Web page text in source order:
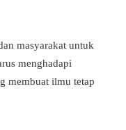
masyarakat untuk
menghadapi
membuat ilmu tetap